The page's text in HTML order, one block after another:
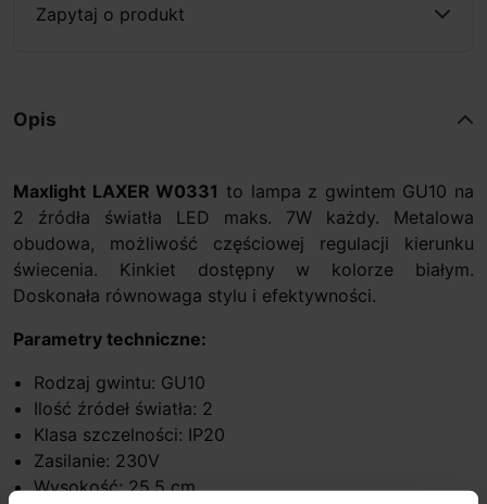
Zapytaj o produkt
Opis
Maxlight LAXER W0331 to lampa z gwintem GU10 na
2 źródła światła LED maks. 7W każdy. Metalowa
obudowa, możliwość częściowej regulacji kierunku
świecenia. Kinkiet dostępny w kolorze białym.
Doskonała równowaga stylu i efektywności.
Parametry techniczne:
Rodzaj gwintu: GU10
Ilość źródeł światła: 2
Klasa szczelności: IP20
Zasilanie: 230V
Wysokość: 25,5 cm